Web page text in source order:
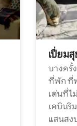
เปี่ยมสุ
บางครั้
ที่พัก ที่
เด่นที่ไ
เคบินริ
แสนสง